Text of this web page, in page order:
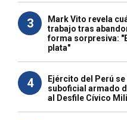
3
Mark Vito revela
trabajo tras
forma sorpresiva:
plata"
4
Ejército del Perú
suboficial armado
al Desfile Cívico